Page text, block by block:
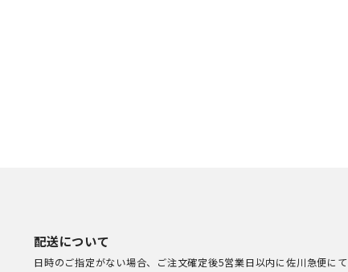
配送について
日時のご指定がない場合、ご注文確定後5営業日以内に佐川急便にて